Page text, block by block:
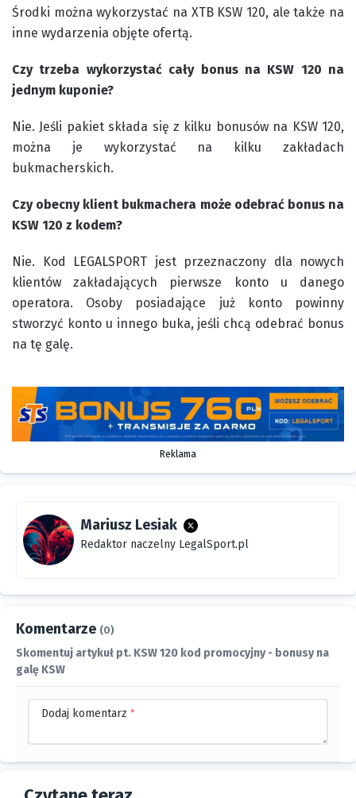
Środki można wykorzystać na XTB KSW 120, ale także na
inne wydarzenia objęte ofertą.
Czy trzeba wykorzystać cały bonus na KSW 120 na
jednym kuponie?
Nie. Jeśli pakiet składa się z kilku bonusów na KSW 120,
można je wykorzystać na kilku zakładach
bukmacherskich.
Czy obecny klient bukmachera może odebrać bonus na
KSW 120 z kodem?
Nie. Kod LEGALSPORT jest przeznaczony dla nowych
klientów zakładających pierwsze konto u danego
operatora. Osoby posiadające już konto powinny
stworzyć konto u innego buka, jeśli chcą odebrać bonus
na tę galę.
Reklama
Mariusz Lesiak
Redaktor naczelny LegalSport.pl
Komentarze (0)
Skomentuj artykuł pt. KSW 120 kod promocyjny - bonusy na
galę KSW
Dodaj komentarz *